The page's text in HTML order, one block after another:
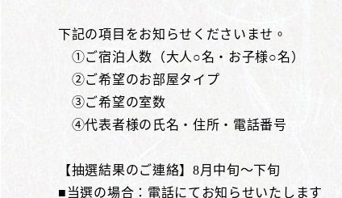
下記の項目をお知らせくださいませ。
①ご宿泊人数（大人○名・お子様○名）
②ご希望のお部屋タイプ
③ご希望の室数
④代表者様の氏名・住所・電話番号
【抽選結果のご連絡】8月中旬～下旬
■当選の場合：電話にてお知らせいたします